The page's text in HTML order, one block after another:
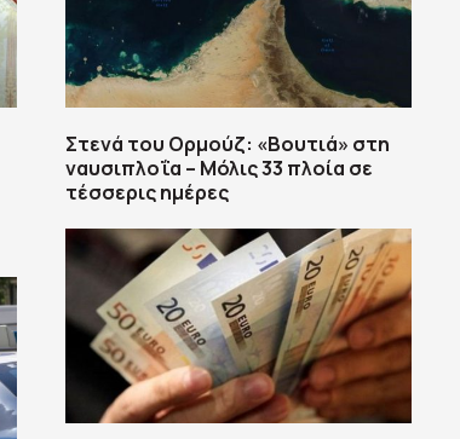
Στενά του Ορμούζ: «Βουτιά» στη
ναυσιπλοΐα – Μόλις 33 πλοία σε
τέσσερις ημέρες